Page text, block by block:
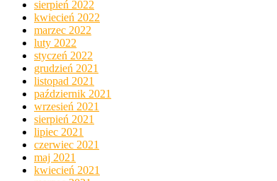
sierpień 2022
kwiecień 2022
marzec 2022
luty 2022
styczeń 2022
grudzień 2021
listopad 2021
październik 2021
wrzesień 2021
sierpień 2021
lipiec 2021
czerwiec 2021
maj 2021
kwiecień 2021